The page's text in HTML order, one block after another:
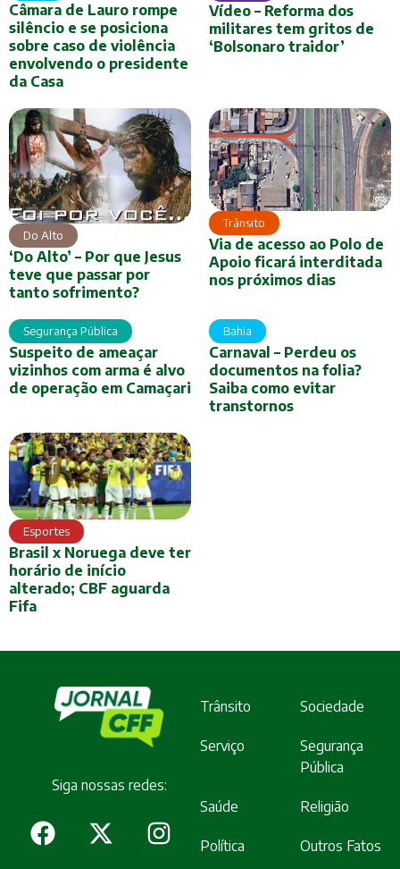
Câmara de Lauro rompe
silêncio e se posiciona
sobre caso de violência
envolvendo o presidente
da Casa
Vídeo – Reforma dos
militares tem gritos de
‘Bolsonaro traidor’
Do Alto
‘Do Alto’ – Por que Jesus
teve que passar por
tanto sofrimento?
Trânsito
Via de acesso ao Polo de
Apoio ficará interditada
nos próximos dias
Segurança Pública
Suspeito de ameaçar
vizinhos com arma é alvo
de operação em Camaçari
Bahia
Carnaval – Perdeu os
documentos na folia?
Saiba como evitar
transtornos
Esportes
Brasil x Noruega deve ter
horário de início
alterado; CBF aguarda
Fifa
Siga nossas redes:
Trânsito Sociedade
Serviço
Segurança
Pública
Saúde Religião
Política Outros Fatos